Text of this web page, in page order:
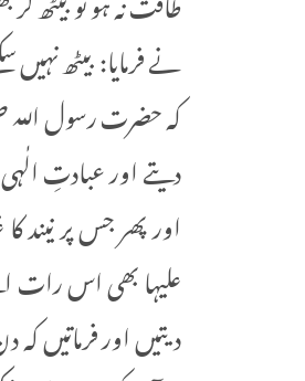
نے فرمایا: بیٹھ
کہ حضرت رسول اللہ
دیتے اور عبادتِ
اور پھر جس پر نیند
علیہا بھی اس رات
دیتیں اور فرماتیں